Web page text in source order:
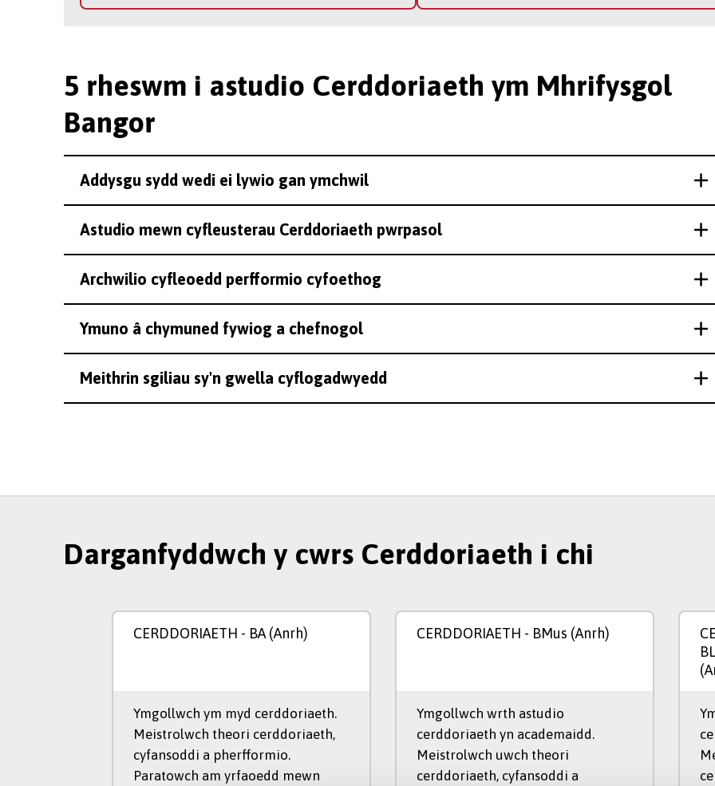
5 rheswm i astudio Cerddoriaeth ym Mhrifysgol
Bangor
Addysgu sydd wedi ei lywio gan ymchwil
Astudio mewn cyfleusterau Cerddoriaeth pwrpasol
Archwilio cyfleoedd perfformio cyfoethog
Ymuno â chymuned fywiog a chefnogol
Meithrin sgiliau sy'n gwella cyflogadwyedd
Darganfyddwch y cwrs Cerddoriaeth i chi
CERDDORIAETH - BA (Anrh)
Ymgollwch ym myd cerddoriaeth.
Meistrolwch theori cerddoriaeth,
cyfansoddi a pherfformio.
Paratowch am yrfaoedd mewn
CERDDORIAETH - BMus (Anrh)
Ymgollwch wrth astudio
cerddoriaeth yn academaidd.
Meistrolwch uwch theori
cerddoriaeth, cyfansoddi a